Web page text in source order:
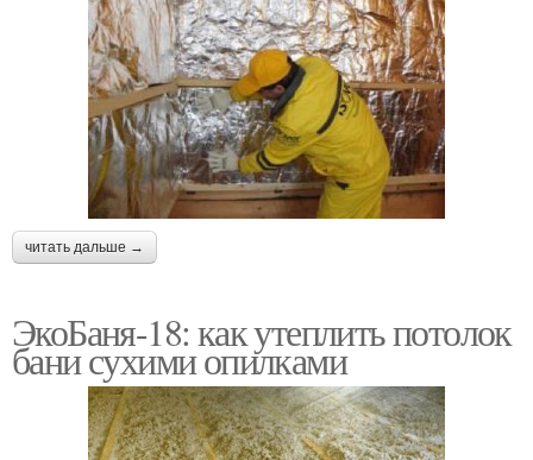
читать дальше →
ЭкоБаня-18: как утеплить потолок
бани сухими опилками